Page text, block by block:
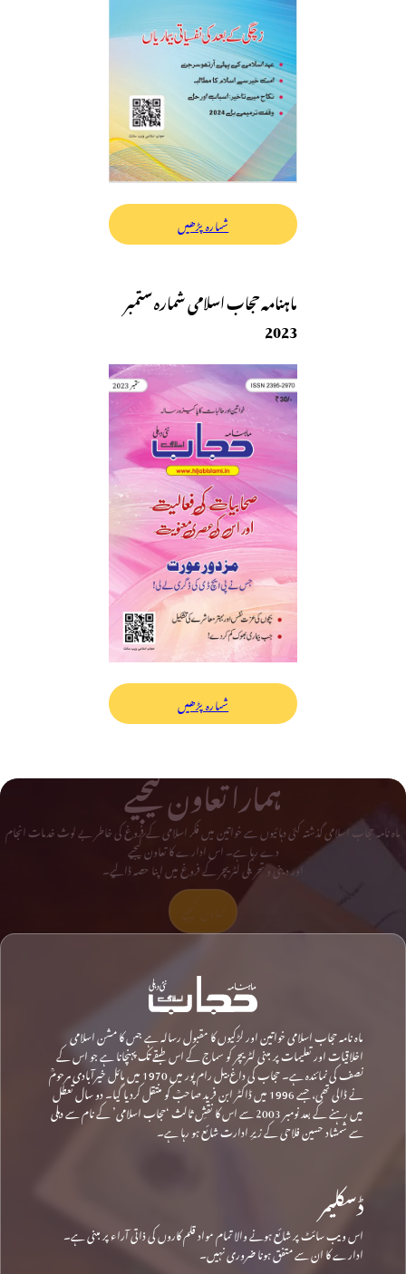
شمارہ پڑھیں
ماہنامہ حجاب اسلامی شمارہ ستمبر
2023
شمارہ پڑھیں
ہمارا تعاون کیجیے
ماہ نامہ حجاب اسلامی گذشتہ کئی دہائیوں سے خواتین میں فکر اسلامی کے فروغ کی خاطر بے لوث خدمات انجام
دے رہا ہے۔ اس ادارے کا تعاون کیجیے
اور دینی و تحریکی لٹریچر کے فروغ میں اپنا حصہ ڈالیے۔
ماہ نامہ حجاب اسلامی خواتین اور لڑکیوں کا مقبول رسالہ ہے جس کا مشن اسلامی
اخلاقیات اور تعلیمات پر مبنی لٹریچر کو سماج کے اس طبقے تک پہنچانا ہے جو اس کے
نصف کی نمائندہ ہے۔ حجاب کی داغ بیل رام پور میں 1970 میں مائل خیرآبادی مرحومؒ
نے ڈالی تھی، جسے 1996 میں ڈاکٹر ابن فرید صاحبؒ کو منتقل کردیا گیا۔ دو سال تعطل
میں رہنے کے بعد نومبر 2003 سے اس کا نقشِ ثالث ‘حجاب اسلامی’ کے نام سے دہلی
سے شمشاد حسین فلاحی کے زیرِ ادارت شائع ہو رہا ہے۔
ڈسکلیمر
اس ویب سائٹ پر شائع ہونے والا تمام مواد قلم کاروں کی ذاتی آراء پر مبنی ہے۔
ادارے کا ان سے متفق ہونا ضروری نہیں۔